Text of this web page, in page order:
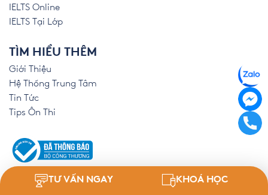
TƯ VẤN NGAY KHOÁ HỌC
IELTS Online
IELTS Tại Lớp
TÌM HIỂU THÊM
Giới Thiệu
Hệ Thống Trung Tâm
Tin Tức
Tips Ôn Thi